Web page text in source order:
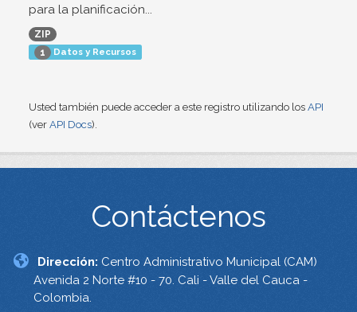
para la planificación...
ZIP
1 Datos y Recursos
Usted también puede acceder a este registro utilizando los API
(ver API Docs).
Contáctenos
Dirección: Centro Administrativo Municipal (CAM)
Avenida 2 Norte #10 - 70. Cali - Valle del Cauca -
Colombia.